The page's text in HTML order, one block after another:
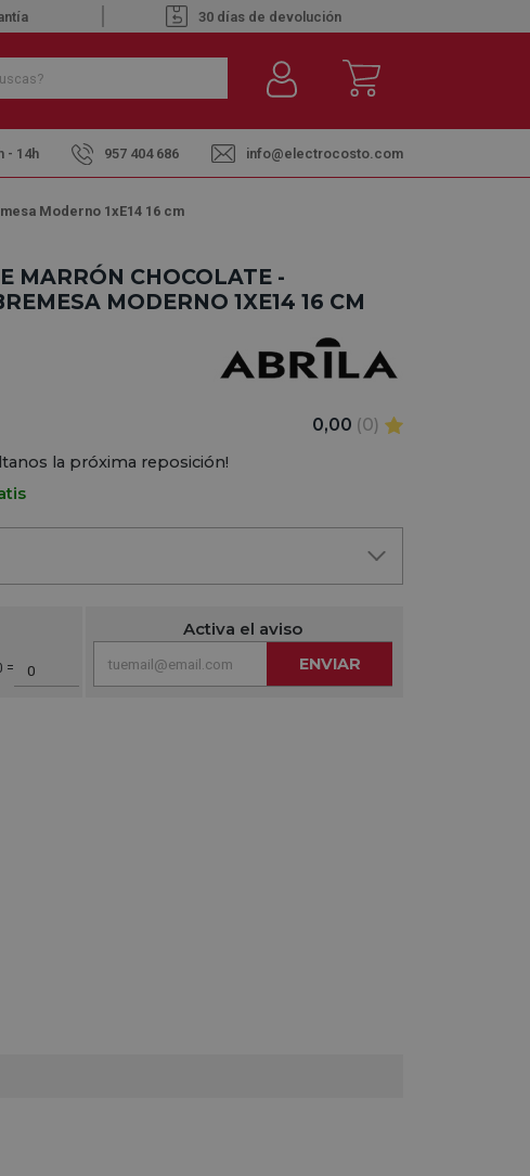
30 días de devolución
- 14h 957 404 686 info@electrocosto.com
Moderno 1xE14 16 cm
MARRÓN CHOCOLATE -
MODERNO 1XE14 16 CM
0,00 (0)
la próxima reposición!
=
Activa el aviso
ENVIAR